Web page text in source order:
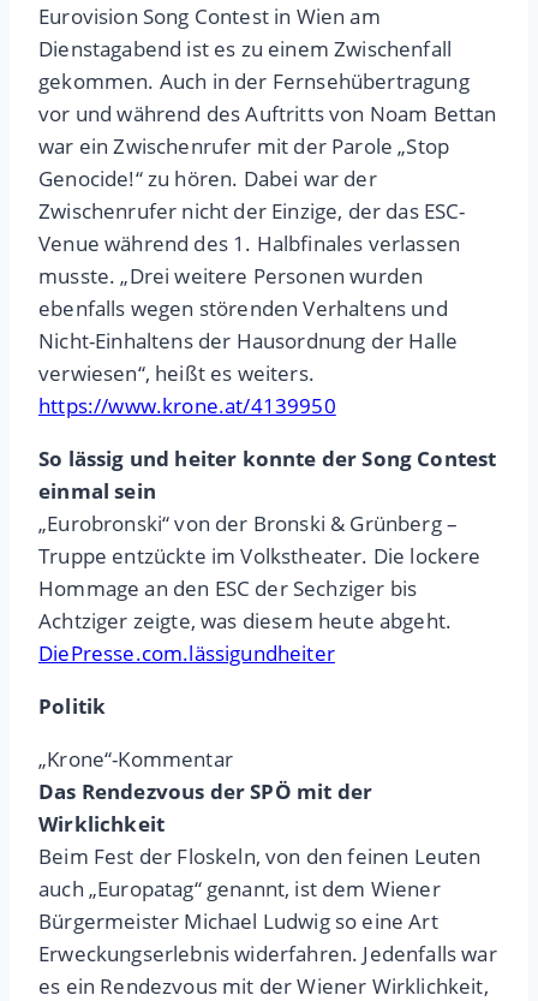
Eurovision Song Contest in Wien am
Dienstagabend ist es zu einem Zwischenfall
gekommen. Auch in der Fernsehübertragung
vor und während des Auftritts von Noam Bettan
war ein Zwischenrufer mit der Parole „Stop
Genocide!“ zu hören. Dabei war der
Zwischenrufer nicht der Einzige, der das ESC-
Venue während des 1. Halbfinales verlassen
musste. „Drei weitere Personen wurden
ebenfalls wegen störenden Verhaltens und
Nicht-Einhaltens der Hausordnung der Halle
verwiesen“, heißt es weiters.
https://www.krone.at/4139950
So lässig und heiter konnte der Song Contest
einmal sein
„Eurobronski“ von der Bronski & Grünberg –
Truppe entzückte im Volkstheater. Die lockere
Hommage an den ESC der Sechziger bis
Achtziger zeigte, was diesem heute abgeht.
DiePresse.com.lässigundheiter
Politik
„Krone“-Kommentar
Das Rendezvous der SPÖ mit der
Wirklichkeit
Beim Fest der Floskeln, von den feinen Leuten
auch „Europatag“ genannt, ist dem Wiener
Bürgermeister Michael Ludwig so eine Art
Erweckungserlebnis widerfahren. Jedenfalls war
es ein Rendezvous mit der Wiener Wirklichkeit,